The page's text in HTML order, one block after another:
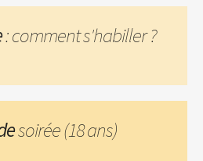
: comment s'habiller ?
soirée (18 ans)